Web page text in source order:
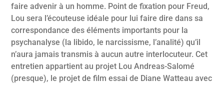
faire advenir à un homme. Point de fixation pour Freud,
Lou sera l’écouteuse idéale pour lui faire dire dans sa
correspondance des éléments importants pour la
psychanalyse (la libido, le narcissisme, l’analité) qu’il
n’aura jamais transmis à aucun autre interlocuteur. Cet
entretien appartient au projet Lou Andreas-Salomé
(presque), le projet de film essai de Diane Watteau avec